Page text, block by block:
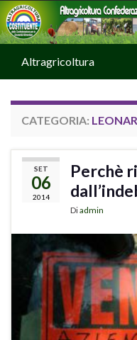
Altragricoltura
CATEGORIA:
SET
06
2014
Perchè
Diadmin